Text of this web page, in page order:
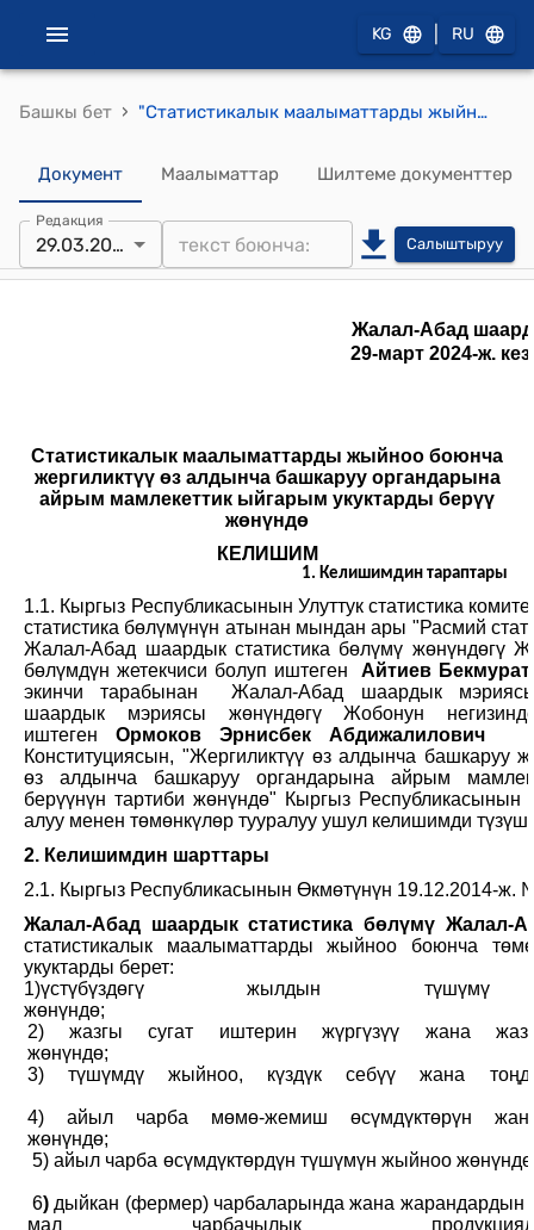
KG RU
Башкы бет › "Статистикалык маалыматтарды жыйноо боюнча жергиликтүү өз алдынча башкаруу органдарына айрым мамлекеттик ыйгарым укуктарды берүү жөнүндө" Келишими (Жалал-Абад шаардык кеңешинин 2024-жылынын 29-мартындагы №4 тотомуна ылайык)
Документ Маалыматтар Шилтеме документтер
Редакция
29.03.2024 Салыштыруу